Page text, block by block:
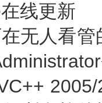
线更新
人看管
2005/